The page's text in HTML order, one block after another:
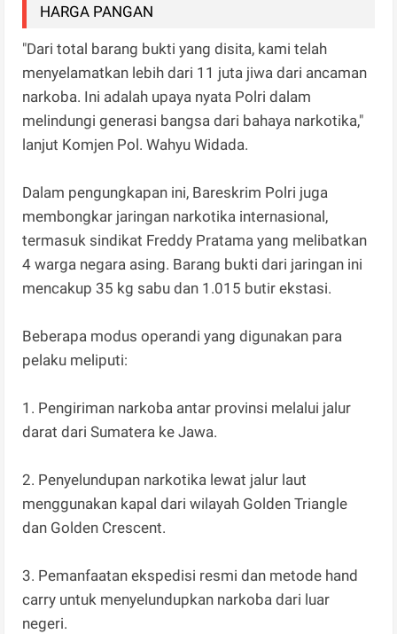
HARGA PANGAN
"Dari total barang bukti yang disita, kami telah
menyelamatkan lebih dari 11 juta jiwa dari ancaman
narkoba. Ini adalah upaya nyata Polri dalam
melindungi generasi bangsa dari bahaya narkotika,"
lanjut Komjen Pol. Wahyu Widada.
Dalam pengungkapan ini, Bareskrim Polri juga
membongkar jaringan narkotika internasional,
termasuk sindikat Freddy Pratama yang melibatkan
4 warga negara asing. Barang bukti dari jaringan ini
mencakup 35 kg sabu dan 1.015 butir ekstasi.
Beberapa modus operandi yang digunakan para
pelaku meliputi:
1. Pengiriman narkoba antar provinsi melalui jalur
darat dari Sumatera ke Jawa.
2. Penyelundupan narkotika lewat jalur laut
menggunakan kapal dari wilayah Golden Triangle
dan Golden Crescent.
3. Pemanfaatan ekspedisi resmi dan metode hand
carry untuk menyelundupkan narkoba dari luar
negeri.